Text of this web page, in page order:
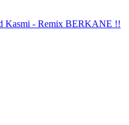
- Remix BERKANE !!